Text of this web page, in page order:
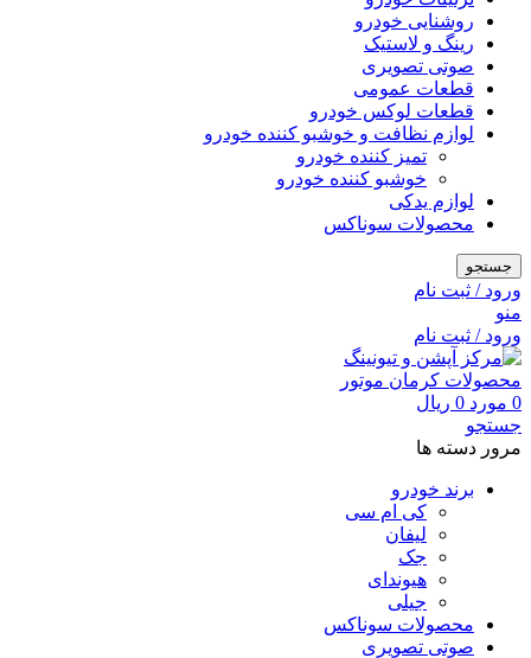
روشنایی خودرو
رینگ و لاستیک
صوتی تصویری
قطعات عمومی
قطعات لوکس خودرو
لوازم نظافت و خوشبو کننده خودرو
تمیز کننده خودرو
خوشبو کننده خودرو
لوازم یدکی
محصولات سوناکس
جستجو
ورود / ثبت نام
منو
ورود / ثبت نام
0 مورد 0 ریال
جستجو
مرور دسته ها
برند خودرو
کی ام سی
لیفان
جک
هیوندای
جیلی
محصولات سوناکس
صوتی تصویری